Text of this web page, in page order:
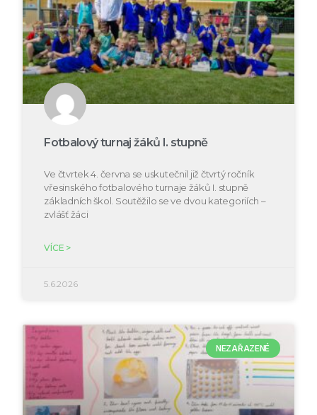
Fotbalový turnaj žáků I. stupně
Ve čtvrtek 4. června se uskutečnil již čtvrtý ročník
vřesinského fotbalového turnaje žáků I. stupně
základních škol. Soutěžilo se ve dvou kategoriích –
zvlášť žáci
VÍCE >
5.6.2026
NEZAŘAZENÉ